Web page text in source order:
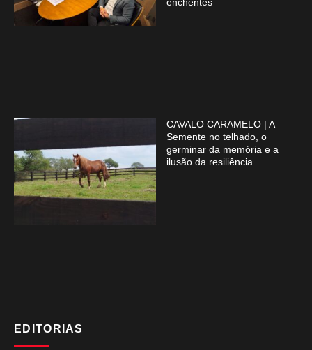
CAVALO CARAMELO | A
Semente no telhado, o
germinar da memória e a
ilusão da resiliência
EDITORIAS